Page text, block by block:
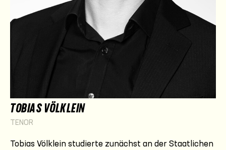
TOBIAS VÖLKLEIN
TENOR
Tobias Völklein studierte zunächst an der Staatlichen